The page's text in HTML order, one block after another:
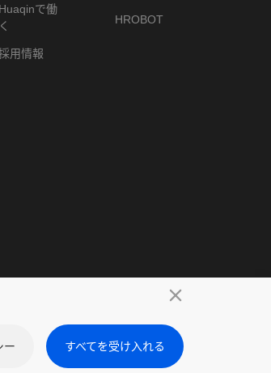
Huaqinで働
く
用情報
HROBOT
クッキーポリシー サイトマップ
ー すべてを受け入れる